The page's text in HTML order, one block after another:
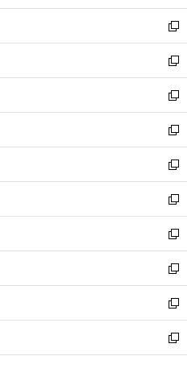
開
く
ウ
で
開
く
ン
ド
ウ
で
開
く
ウ
ィ
ン
ド
ウ
で
開
く
新
し
い
ウ
ィ
ン
ド
ウ
で
開
く
新
し
い
ウ
ィ
ン
ド
ウ
で
開
く
新
し
い
ウ
ィ
ン
ド
ウ
で
開
く
新
し
い
ウ
ィ
ン
ド
ウ
で
開
く
新
し
い
ウ
ィ
ン
ド
ウ
で
開
く
新
し
い
ウ
ィ
ン
ド
ウ
で
開
新
し
い
ウ
ィ
ン
ド
ウ
新
し
い
ウ
ィ
ン
新
し
い
ウ
新
し